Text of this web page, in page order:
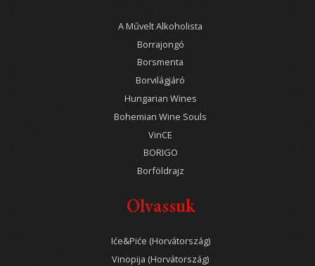
A Művelt Alkoholista
Borrajongó
Borsmenta
Borvilágjáró
Hungarian Wines
Bohemian Wine Souls
VinCE
BORIGO
Borföldrajz
Olvassuk
Iće&Piće (Horvátország)
Vinopija (Horvátország)